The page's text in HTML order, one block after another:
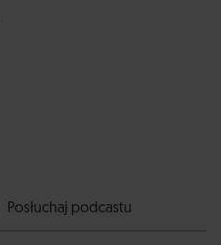
Posłuchaj podcastu